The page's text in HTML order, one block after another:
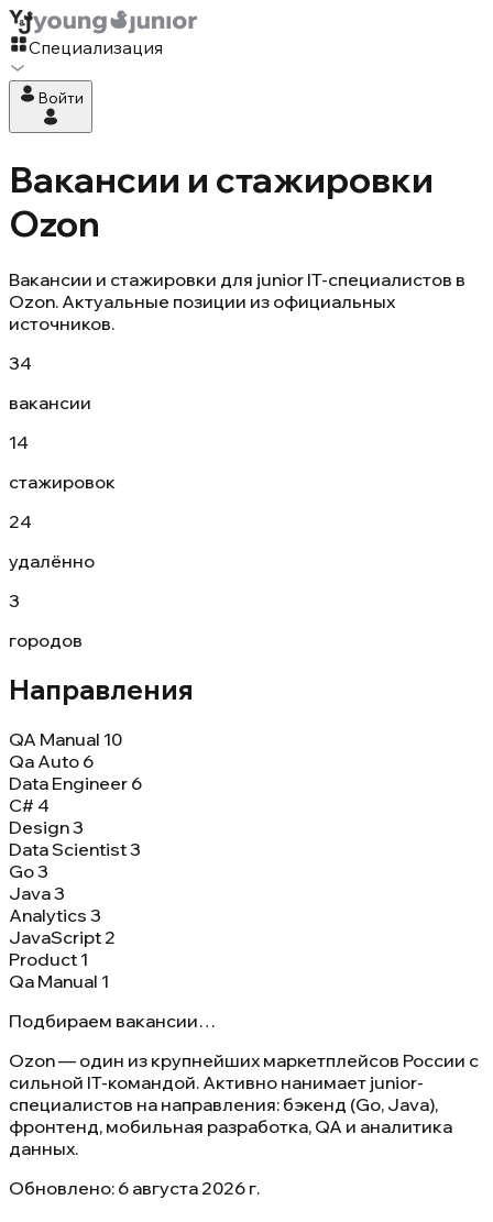
Специализация
Войти
Вакансии и стажировки
Ozon
Вакансии и стажировки для junior IT-специалистов в
Ozon. Актуальные позиции из официальных
источников.
34
вакансии
14
стажировок
24
удалённо
3
городов
Направления
QA Manual 10
Qa Auto 6
Data Engineer 6
C# 4
Design3
Data Scientist3
Go3
Java3
Analytics 3
JavaScript 2
Product 1
Qa Manual 1
Подбираем вакансии…
Ozon — один из крупнейших маркетплейсов России с
сильной IT-командой. Активно нанимает junior-
специалистов на направления: бэкенд (Go, Java),
фронтенд, мобильная разработка, QA и аналитика
данных.
Обновлено: 6 августа 2026 г.